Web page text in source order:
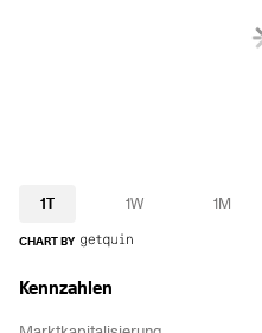
1T 1W 1M
CHART BY
Kennzahlen